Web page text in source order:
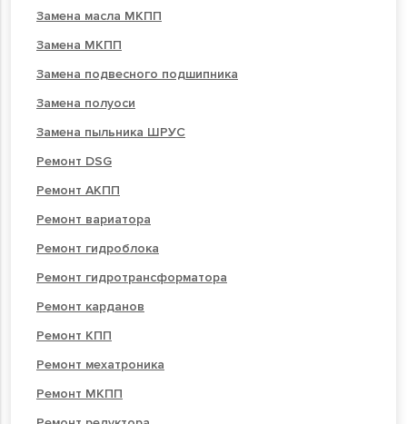
Замена масла МКПП
Замена МКПП
Замена подвесного подшипника
Замена полуоси
Замена пыльника ШРУС
Ремонт DSG
Ремонт АКПП
Ремонт вариатора
Ремонт гидроблока
Ремонт гидротрансформатора
Ремонт карданов
Ремонт КПП
Ремонт мехатроника
Ремонт МКПП